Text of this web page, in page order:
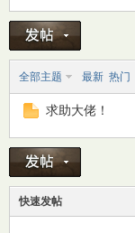
S » ›
全部主题 最新 热门
求助大佬！
快速发帖